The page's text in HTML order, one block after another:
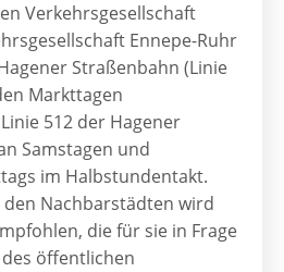
Verkehrsgesellschaft
Ennepe-Ruhr
Straßenbahn (Linie
Markttagen
512 der Hagener
Samstagen und
im Halbstundentakt.
den Nachbarstädten wird
die für sie in Frage
öffentlichen